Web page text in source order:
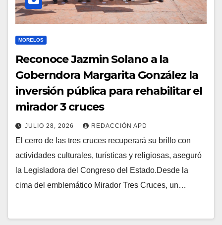
MORELOS
Reconoce Jazmin Solano a la
Goberndora Margarita González la
inversión pública para rehabilitar el
mirador 3 cruces
JULIO 28, 2026 REDACCIÓN APD
El cerro de las tres cruces recuperará su brillo con
actividades culturales, turísticas y religiosas, aseguró
la Legisladora del Congreso del Estado.Desde la
cima del emblemático Mirador Tres Cruces, un…